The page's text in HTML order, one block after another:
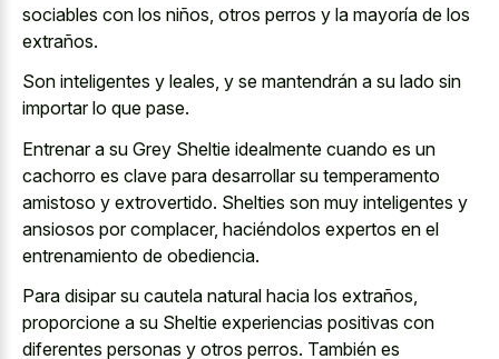
sociables con los niños, otros perros y la mayoría de los
extraños.
Son inteligentes y leales, y se mantendrán a su lado sin
importar lo que pase.
Entrenar a su Grey Sheltie idealmente cuando es un
cachorro es clave para desarrollar su temperamento
amistoso y extrovertido. Shelties son muy inteligentes y
ansiosos por complacer, haciéndolos expertos en el
entrenamiento de obediencia.
Para disipar su cautela natural hacia los extraños,
proporcione a su Sheltie experiencias positivas con
diferentes personas y otros perros. También es